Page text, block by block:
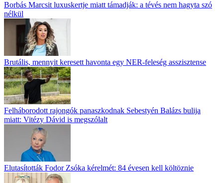
Borbás Marcsit luxuskertje miatt támadják: a tévés nem hagyta szó
nélkül
Brutális, mennyit keresett havonta egy NER-feleség asszisztense
Felháborodott rajongók panaszkodnak Sebestyén Balázs bulija
miatt: Vitézy Dávid is megszólalt
Elutasították Fodor Zsóka kérelmét: 84 évesen kell költöznie